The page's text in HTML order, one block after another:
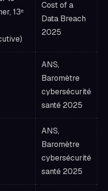
13ᵉ
Cost of a
Data Breach
2025
ANS,
Baromètre
cybersécurité
santé 2025
ANS,
Baromètre
cybersécurité
santé 2025